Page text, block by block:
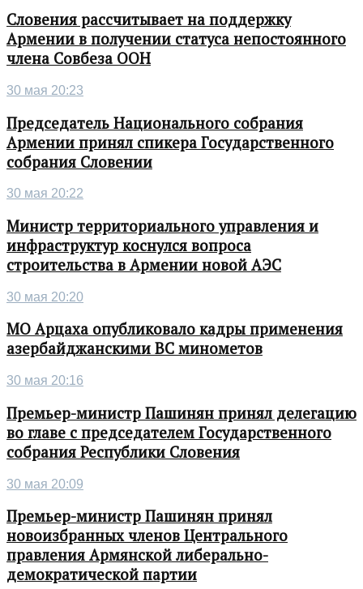
Словения рассчитывает на поддержку
Армении в получении статуса непостоянного
члена Совбеза ООН
30 мая 20:23
Председатель Национального собрания
Армении принял спикера Государственного
собрания Словении
30 мая 20:22
Министр территориального управления и
инфраструктур коснулся вопроса
строительства в Армении новой АЭС
30 мая 20:20
МО Арцаха опубликовало кадры применения
азербайджанскими ВС минометов
30 мая 20:16
Премьер-министр Пашинян принял делегацию
во главе с председателем Государственного
собрания Республики Словения
30 мая 20:09
Премьер-министр Пашинян принял
новоизбранных членов Центрального
правления Армянской либерально-
демократической партии